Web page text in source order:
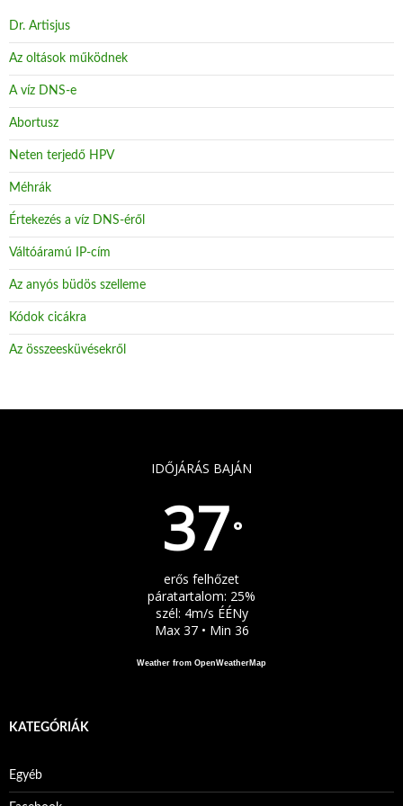
Dr. Artisjus
Az oltások működnek
A víz DNS-e
Abortusz
Neten terjedő HPV
Méhrák
Értekezés a víz DNS-éről
Váltóáramú IP-cím
Az anyós büdös szelleme
Kódok cicákra
Az összeesküvésekről
IDŐJÁRÁS BAJÁN
37°
erős felhőzet
páratartalom: 25%
szél: 4m/s ÉÉNy
Max 37 • Min 36
Weather from OpenWeatherMap
KATEGÓRIÁK
Egyéb